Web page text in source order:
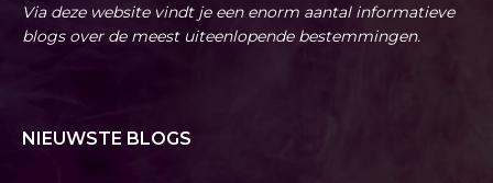
Via deze website vindt je een enorm aantal informatieve
blogs over de meest uiteenlopende bestemmingen.
NIEUWSTE BLOGS